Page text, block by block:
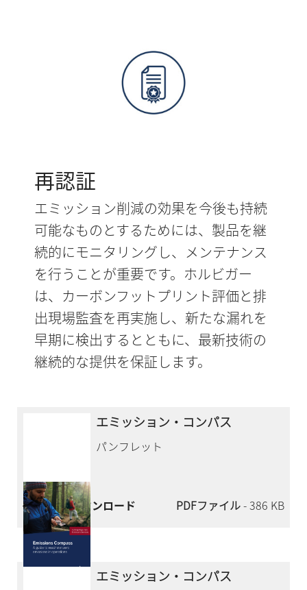
再認証
エミッション削減の効果を今後も持続
可能なものとするためには、製品を継
続的にモニタリングし、メンテナンス
を行うことが重要です。ホルビガー
は、カーボンフットプリント評価と排
出現場監査を再実施し、新たな漏れを
早期に検出するとともに、最新技術の
継続的な提供を保証します。
エミッション・コンパス
パンフレット
今すぐダウンロード PDFファイル- 386 KB
エミッション・コンパス